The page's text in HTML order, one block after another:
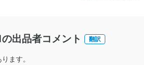
出品者コメント 翻訳
ます。